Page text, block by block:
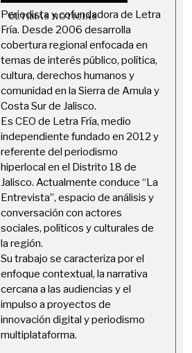
ÚLTIMAS NOTICIAS
Periodista y cofundadora de Letra
Fría. Desde 2006 desarrolla
cobertura regional enfocada en
temas de interés público, política,
cultura, derechos humanos y
comunidad en la Sierra de Amula y
Costa Sur de Jalisco.
Es CEO de Letra Fría, medio
independiente fundado en 2012 y
referente del periodismo
hiperlocal en el Distrito 18 de
Jalisco. Actualmente conduce “La
Entrevista”, espacio de análisis y
conversación con actores
sociales, políticos y culturales de
la región.
Su trabajo se caracteriza por el
enfoque contextual, la narrativa
cercana a las audiencias y el
impulso a proyectos de
innovación digital y periodismo
multiplataforma.